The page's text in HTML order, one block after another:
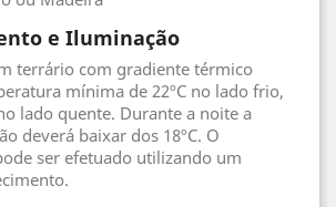
e Iluminação
terrário com gradiente térmico
mínima de 22ºC no lado frio,
lado quente. Durante a noite a
deverá baixar dos 18ºC. O
ser efetuado utilizando um